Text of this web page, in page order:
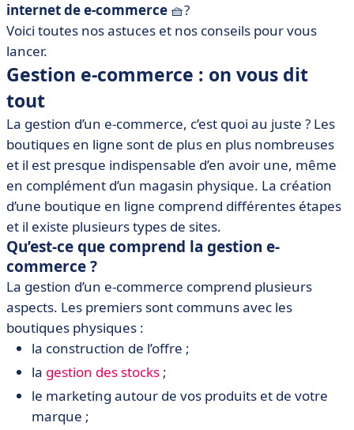
internet de e-commerce 🧺?
Voici toutes nos astuces et nos conseils pour vous
lancer.
Gestion e-commerce : on vous dit
tout
La gestion d’un e-commerce, c’est quoi au juste ? Les
boutiques en ligne sont de plus en plus nombreuses
et il est presque indispensable d’en avoir une, même
en complément d’un magasin physique. La création
d’une boutique en ligne comprend différentes étapes
et il existe plusieurs types de sites.
Qu’est-ce que comprend la gestion e-
commerce ?
La gestion d’un e-commerce comprend plusieurs
aspects. Les premiers sont communs avec les
boutiques physiques :
la construction de l’offre ;
la gestion des stocks ;
le marketing autour de vos produits et de votre
marque ;